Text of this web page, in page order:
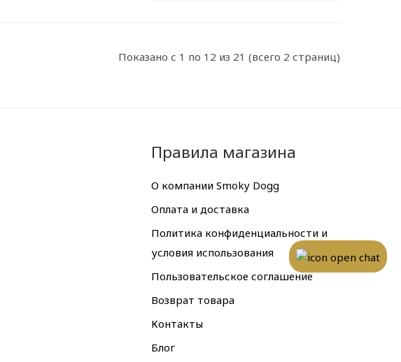
Показано с 1 по 12 из 21 (всего 2 страниц)
Правила магазина
О компании Smoky Dogg
Оплата и доставка
Политика конфиденциальности и
условия использования
Пользовательское соглашение
Возврат товара
Контакты
Блог